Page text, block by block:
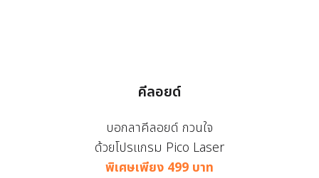
คีลอยด์
บอกลาคีลอยด์ กวนใจ
ด้วยโปรแกรม Pico Laser
พิเศษเพียง 499 บาท